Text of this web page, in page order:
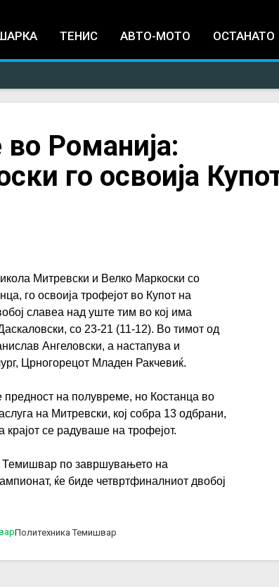
ТЕНИС АВТО-МОТО ОСТАНАТО
Романија:
го освоија
Митревски и Велко Маркоски со
го освоија трофејот во Купот на
славеа над уште тим во кој има
со 23-21 (11-12). Во тимот од
Ангеловски, а настапува и
, Црногорецот Младен Ракчевиќ.
на полувреме, но Костанца во
на Митревски, кој собра 13 одбрани,
крајот се радуваше на трофејот.
Темишвар по завршувањето на
ќе биде четвртфиналниот двобој
Политехника Темишвар